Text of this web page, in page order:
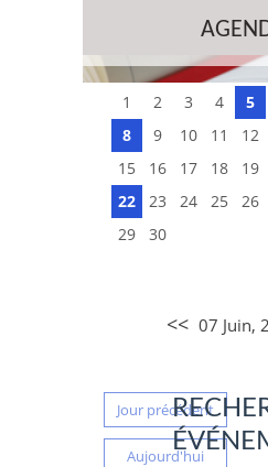
1 2 3 4 5
8
9 10 11 12
15
16 17 18 19
22
23 24 25 26
29
30
<< 07 Juin,
Jour précédent
Aujourd'hui